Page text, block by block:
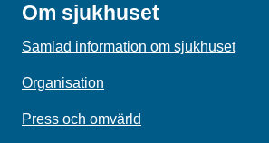
Om sjukhuset
Samlad information om sjukhuset
Organisation
Press och omvärld